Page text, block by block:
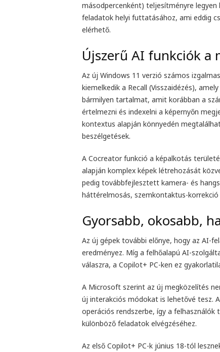
másodpercenként) teljesítményre
feladatok helyi futtatásához, ami eddig
elérhető.
Újszerű AI funkciók a
Az új Windows 11 verzió számos
kiemelkedik a Recall (Visszaidézés),
bármilyen tartalmat, amit korábban a
értelmezni és indexelni a képernyőn
kontextus alapján könnyedén
beszélgetések.
A Cocreator funkció a képalkotás
alapján komplex képek létrehozását
pedig továbbfejlesztett kamera- és
háttérelmosás, szemkontaktus-
Gyorsabb, okosabb,
Az új gépek további előnye, hogy az AI-
eredményez. Míg a felhőalapú AI-
válaszra, a Copilot+ PC-ken ez
A Microsoft szerint az új megközelítés
új interakciós módokat is lehetővé tesz.
operációs rendszerbe, így a
különböző feladatok elvégzéséhez.
Az első Copilot+ PC-k június 18-tól